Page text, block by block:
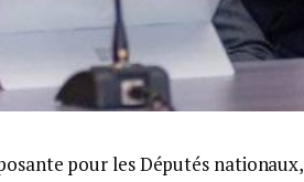
pour les Députés nationaux,